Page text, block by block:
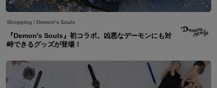
Shopping / Demon's Souls
『Demon's Souls』初コラボ。凶悪なデーモンにも対
峙できるグッズが登場！